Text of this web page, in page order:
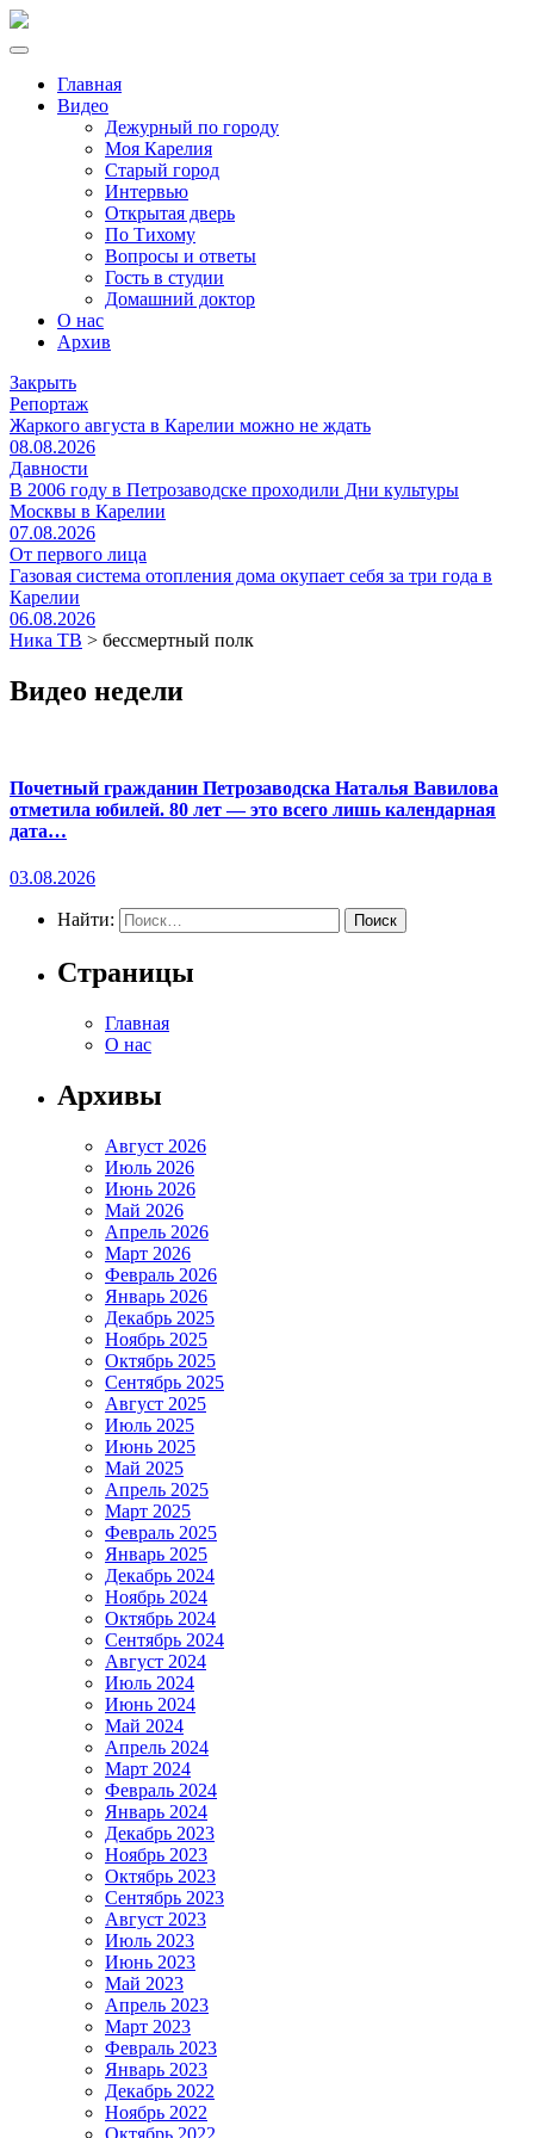
Главная
Видео
Дежурный по городу
Моя Карелия
Старый город
Интервью
Открытая дверь
По Тихому
Вопросы и ответы
Гость в студии
Домашний доктор
О нас
Архив
Закрыть
Репортаж
Жаркого августа в Карелии можно не ждать
08.08.2026
Давности
В 2006 году в Петрозаводске проходили Дни культуры
Москвы в Карелии
07.08.2026
От первого лица
Газовая система отопления дома окупает себя за три года в
Карелии
06.08.2026
Ника ТВ > бессмертный полк
Видео недели
Почетный гражданин Петрозаводска Наталья Вавилова
отметила юбилей. 80 лет — это всего лишь календарная
дата…
03.08.2026
Найти:
Страницы
Главная
О нас
Архивы
Август 2026
Июль 2026
Июнь 2026
Май 2026
Апрель 2026
Март 2026
Февраль 2026
Январь 2026
Декабрь 2025
Ноябрь 2025
Октябрь 2025
Сентябрь 2025
Август 2025
Июль 2025
Июнь 2025
Май 2025
Апрель 2025
Март 2025
Февраль 2025
Январь 2025
Декабрь 2024
Ноябрь 2024
Октябрь 2024
Сентябрь 2024
Август 2024
Июль 2024
Июнь 2024
Май 2024
Апрель 2024
Март 2024
Февраль 2024
Январь 2024
Декабрь 2023
Ноябрь 2023
Октябрь 2023
Сентябрь 2023
Август 2023
Июль 2023
Июнь 2023
Май 2023
Апрель 2023
Март 2023
Февраль 2023
Январь 2023
Декабрь 2022
Ноябрь 2022
Октябрь 2022